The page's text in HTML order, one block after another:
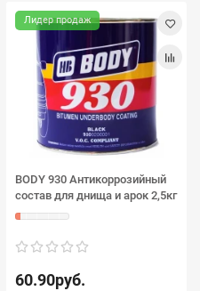
Лидер продаж
BODY 930 Антикоррозийный
состав для днища и арок 2,5кг
60.90руб.